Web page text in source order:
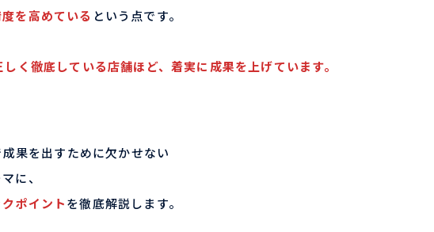
を高めている という点です。
く徹底している店舗ほど、着実に成果を上げています。
果を出すために欠かせない
に、
ポイントを徹底解説します。